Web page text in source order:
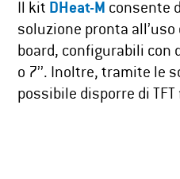
Il kit DHeat-M consente
soluzione pronta
board, configurabili con
o 7’’. Inoltre, tramite le
possibile disporre di TFT